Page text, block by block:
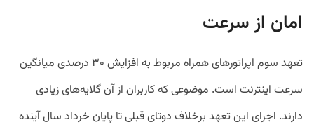
امان از سرعت
تعهد سوم اپراتورهای همراه مربوط به افزایش ۳۰ درصدی میانگین
سرعت اینترنت است. موضوعی که کاربران از آن گلایه‌های زیادی
دارند. اجرای این تعهد برخلاف دوتای قبلی تا پایان خرداد سال آینده